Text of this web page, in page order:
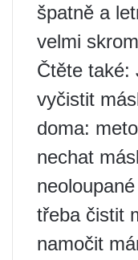
špatně a
velmi
Čtěte také:
vyčistit
doma:
nechat
třeba čistit
namočit